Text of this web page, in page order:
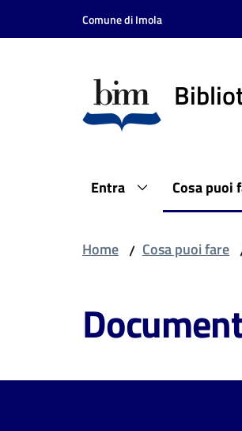
Vai al contenuto
Vai alla navigazione
Comune di Imola
Entra Cosa puoi
Home / Cosa puoi fare